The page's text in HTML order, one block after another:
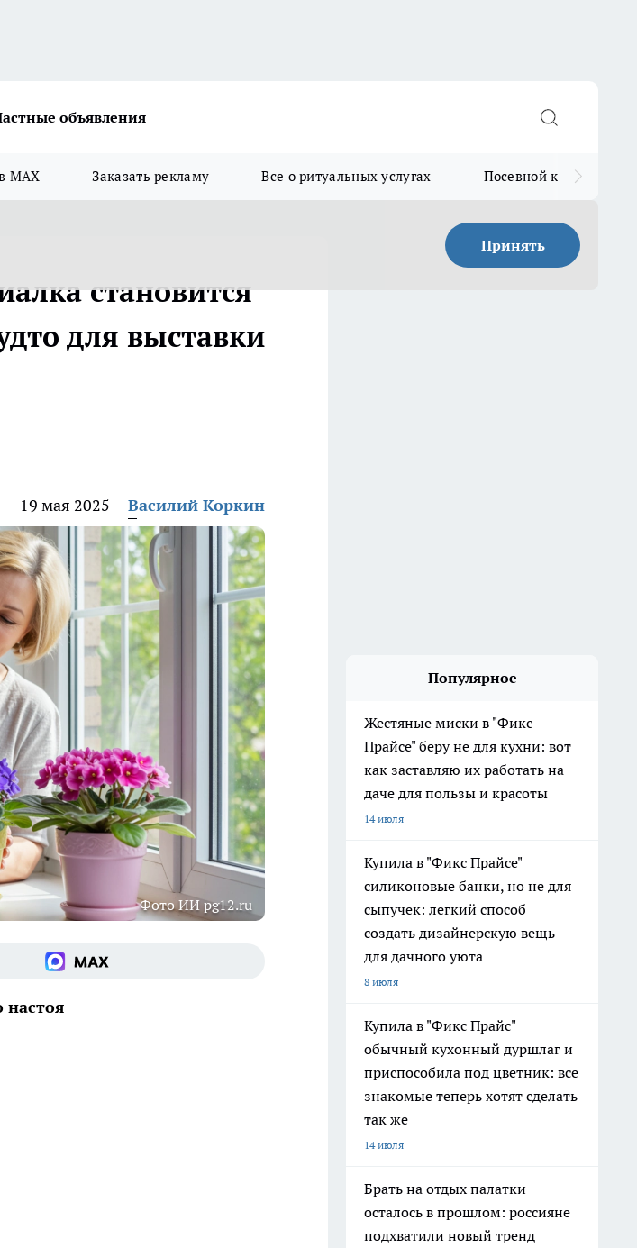
объявления
MAX Заказать рекламу Все о ритуальных услугах Посевной календарь
Принять
становится
для выставки
19 мая 2025 Василий Коркин
Фото ИИ pg12.ru
Популярное
Жестяные миски в "Фикс
Прайсе" беру не для кухни: вот
как заставляю их работать на
даче для пользы и красоты
14 июля
Купила в "Фикс Прайсе"
силиконовые банки, но не для
сыпучек: легкий способ
создать дизайнерскую вещь
для дачного уюта
8 июля
Купила в "Фикс Прайс"
обычный кухонный дуршлаг и
приспособила под цветник: все
знакомые теперь хотят сделать
так же
14 июля
Брать на отдых палатки
осталось в прошлом: россияне
подхватили новый тренд